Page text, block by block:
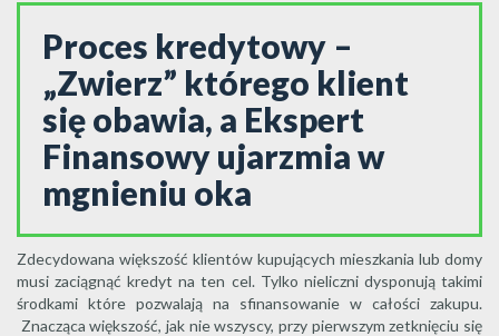
Proces kredytowy –
„Zwierz” którego klient
się obawia, a Ekspert
Finansowy ujarzmia w
mgnieniu oka
Zdecydowana większość klientów kupujących mieszkania lub domy
musi zaciągnąć kredyt na ten cel. Tylko nieliczni dysponują takimi
środkami które pozwalają na sfinansowanie w całości zakupu.
Znacząca większość, jak nie wszyscy, przy pierwszym zetknięciu się